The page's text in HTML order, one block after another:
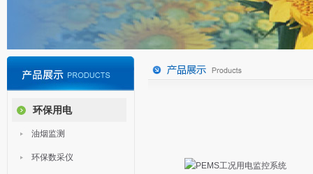
环保用电
油烟监测
环保数采仪